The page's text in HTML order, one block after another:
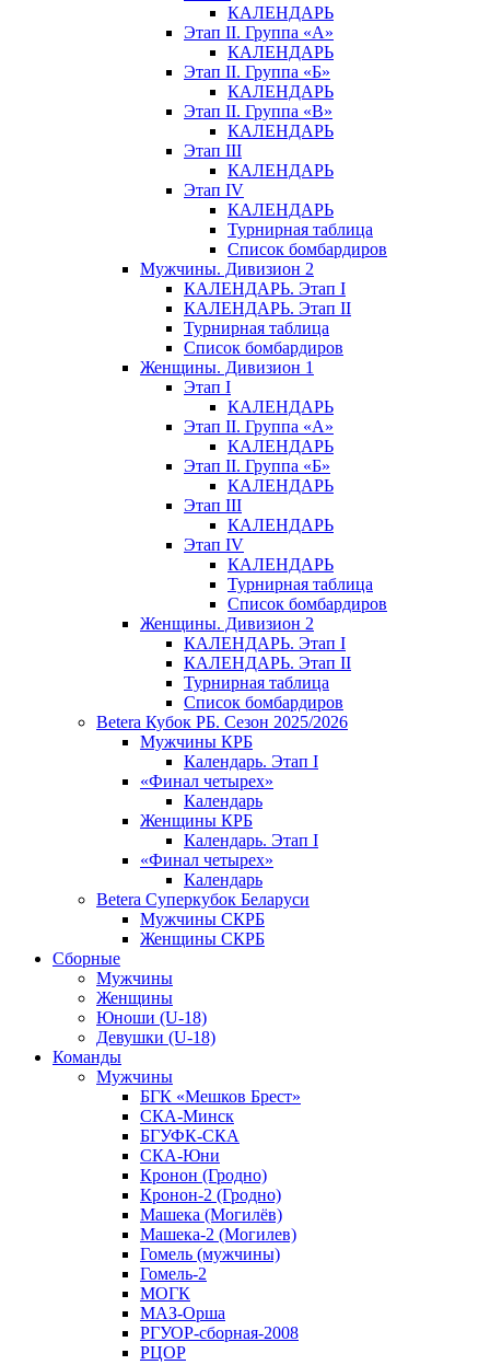
КАЛЕНДАРЬ
Этап II. Группа «А»
КАЛЕНДАРЬ
Этап II. Группа «Б»
КАЛЕНДАРЬ
Этап II. Группа «В»
КАЛЕНДАРЬ
Этап III
КАЛЕНДАРЬ
Этап IV
КАЛЕНДАРЬ
Турнирная таблица
Список бомбардиров
Мужчины. Дивизион 2
КАЛЕНДАРЬ. Этап I
КАЛЕНДАРЬ. Этап II
Турнирная таблица
Список бомбардиров
Женщины. Дивизион 1
Этап I
КАЛЕНДАРЬ
Этап II. Группа «А»
КАЛЕНДАРЬ
Этап II. Группа «Б»
КАЛЕНДАРЬ
Этап III
КАЛЕНДАРЬ
Этап IV
КАЛЕНДАРЬ
Турнирная таблица
Список бомбардиров
Женщины. Дивизион 2
КАЛЕНДАРЬ. Этап I
КАЛЕНДАРЬ. Этап II
Турнирная таблица
Список бомбардиров
Betera Кубок РБ. Сезон 2025/2026
Мужчины КРБ
Календарь. Этап I
«Финал четырех»
Календарь
Женщины КРБ
Календарь. Этап I
«Финал четырех»
Календарь
Betera Суперкубок Беларуси
Мужчины СКРБ
Женщины СКРБ
Сборные
Мужчины
Женщины
Юноши (U-18)
Девушки (U-18)
Команды
Мужчины
БГК «Мешков Брест»
СКА-Минск
БГУФК-СКА
СКА-Юни
Кронон (Гродно)
Кронон-2 (Гродно)
Машека (Могилёв)
Машека-2 (Могилев)
Гомель (мужчины)
Гомель-2
МОГК
МАЗ-Орша
РГУОР-сборная-2008
РЦОР